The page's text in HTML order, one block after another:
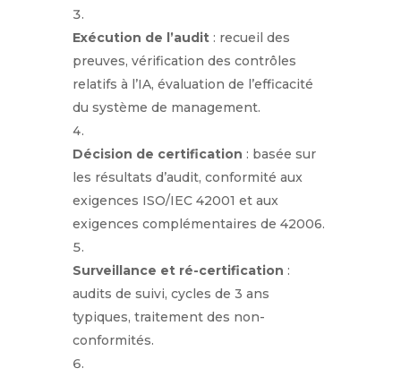
Exécution de l’audit: recueil des
preuves, vérification des contrôles
relatifs à l’IA, évaluation de l’efficacité
du système de management.
Décision de certification : basée sur
les résultats d’audit, conformité aux
exigences ISO/IEC 42001 et aux
exigences complémentaires de 42006.
Surveillance et ré-certification :
audits de suivi, cycles de 3 ans
typiques, traitement des non-
conformités.